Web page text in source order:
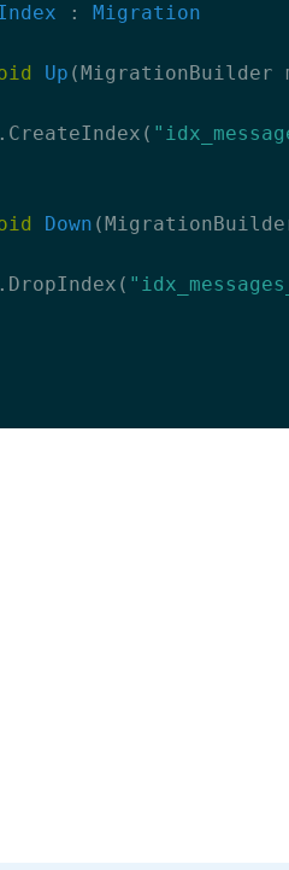
:
Migration
Up ( MigrationBuilder
Down (